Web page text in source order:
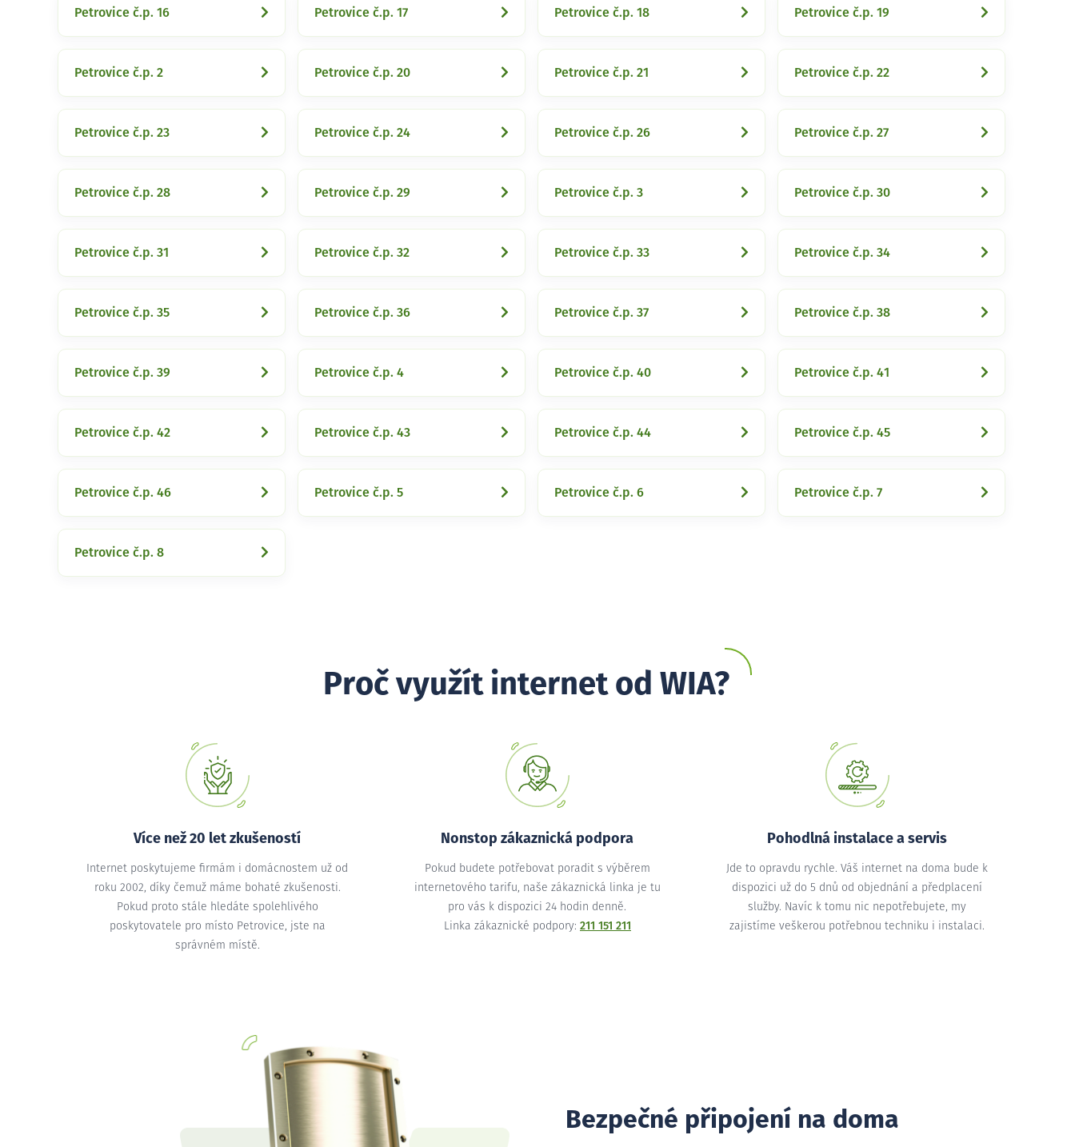
Petrovice č.p. 16 Petrovice č.p. 17 Petrovice č.p. 18 Petrovice č.p. 19
Petrovice č.p. 2 Petrovice č.p. 20 Petrovice č.p. 21 Petrovice č.p. 22
Petrovice č.p. 23 Petrovice č.p. 24 Petrovice č.p. 26 Petrovice č.p. 27
Petrovice č.p. 28 Petrovice č.p. 29 Petrovice č.p. 3 Petrovice č.p. 30
Petrovice č.p. 31 Petrovice č.p. 32 Petrovice č.p. 33 Petrovice č.p. 34
Petrovice č.p. 35 Petrovice č.p. 36 Petrovice č.p. 37 Petrovice č.p. 38
Petrovice č.p. 39 Petrovice č.p. 4 Petrovice č.p. 40 Petrovice č.p. 41
Petrovice č.p. 42 Petrovice č.p. 43 Petrovice č.p. 44 Petrovice č.p. 45
Petrovice č.p. 46 Petrovice č.p. 5 Petrovice č.p. 6 Petrovice č.p. 7
Petrovice č.p. 8
Proč využít internet od WIA?
Více než 20 let zkušeností
Internet poskytujeme firmám i domácnostem už od
roku 2002, díky čemuž máme bohaté zkušenosti.
Pokud proto stále hledáte spolehlivého
poskytovatele pro místo Petrovice, jste na
správném místě.
Nonstop zákaznická podpora
Pokud budete potřebovat poradit s výběrem
internetového tarifu, naše zákaznická linka je tu
pro vás k dispozici 24 hodin denně.
Linka zákaznické podpory: 211 151 211
Pohodlná instalace a servis
Jde to opravdu rychle. Váš internet na doma bude k
dispozici už do 5 dnů od objednání a předplacení
služby. Navíc k tomu nic nepotřebujete, my
zajistíme veškerou potřebnou techniku i instalaci.
Bezpečné připojení na doma